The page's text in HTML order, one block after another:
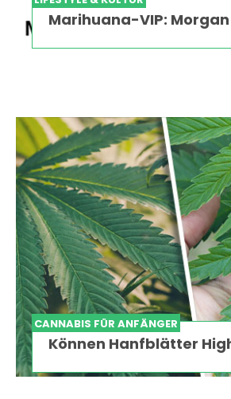
Marihuana-VIP:
CANNABIS FÜR ANFÄNGER
Können Hanfblätter